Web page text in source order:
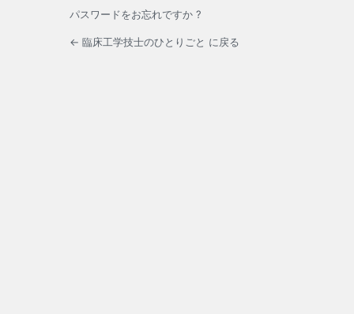
パスワードをお忘れですか ?
← 臨床工学技士のひとりごと に戻る